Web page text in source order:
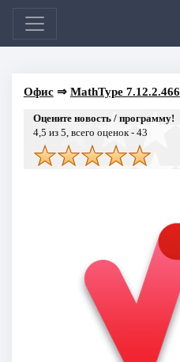
Офис⇒ MathType 7.12.2.466
Оцените новость / программу!
4,5 из 5, всего оценок - 43